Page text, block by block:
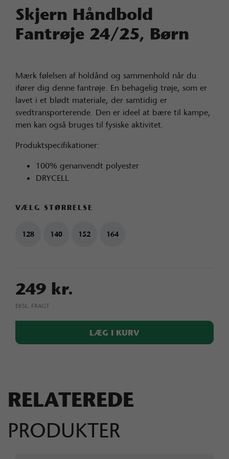
Skjern Håndbold
Fantrøje 24/25, Børn
Mærk følelsen af holdånd og sammenhold når du
ifører dig denne fantrøje. En behagelig trøje, som er
lavet i et blødt materiale, der samtidig er
svedtransporterende. Den er ideel at bære til kampe,
men kan også bruges til fysiske aktivitet.
Produktspecifikationer:
100% genanvendt polyester
DRYCELL
VÆLG STØRRELSE
128 140 152 164
249 kr.
EKSL. FRAGT
LÆG I KURV
RELATEREDE
PRODUKTER